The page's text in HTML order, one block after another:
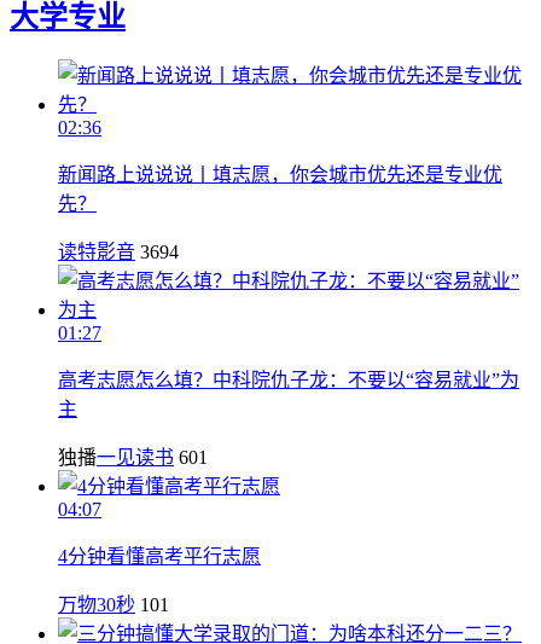
大学专业
02:36
新闻路上说说说丨填志愿，你会城市优先还是专业优
先？
读特影音 3694
01:27
高考志愿怎么填？中科院仇子龙：不要以“容易就业”为
主
独播一见读书 601
04:07
4分钟看懂高考平行志愿
万物30秒 101